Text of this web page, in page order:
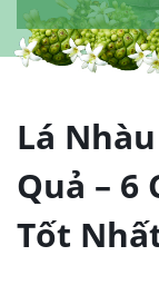
Lá
Quả – 6
Tốt